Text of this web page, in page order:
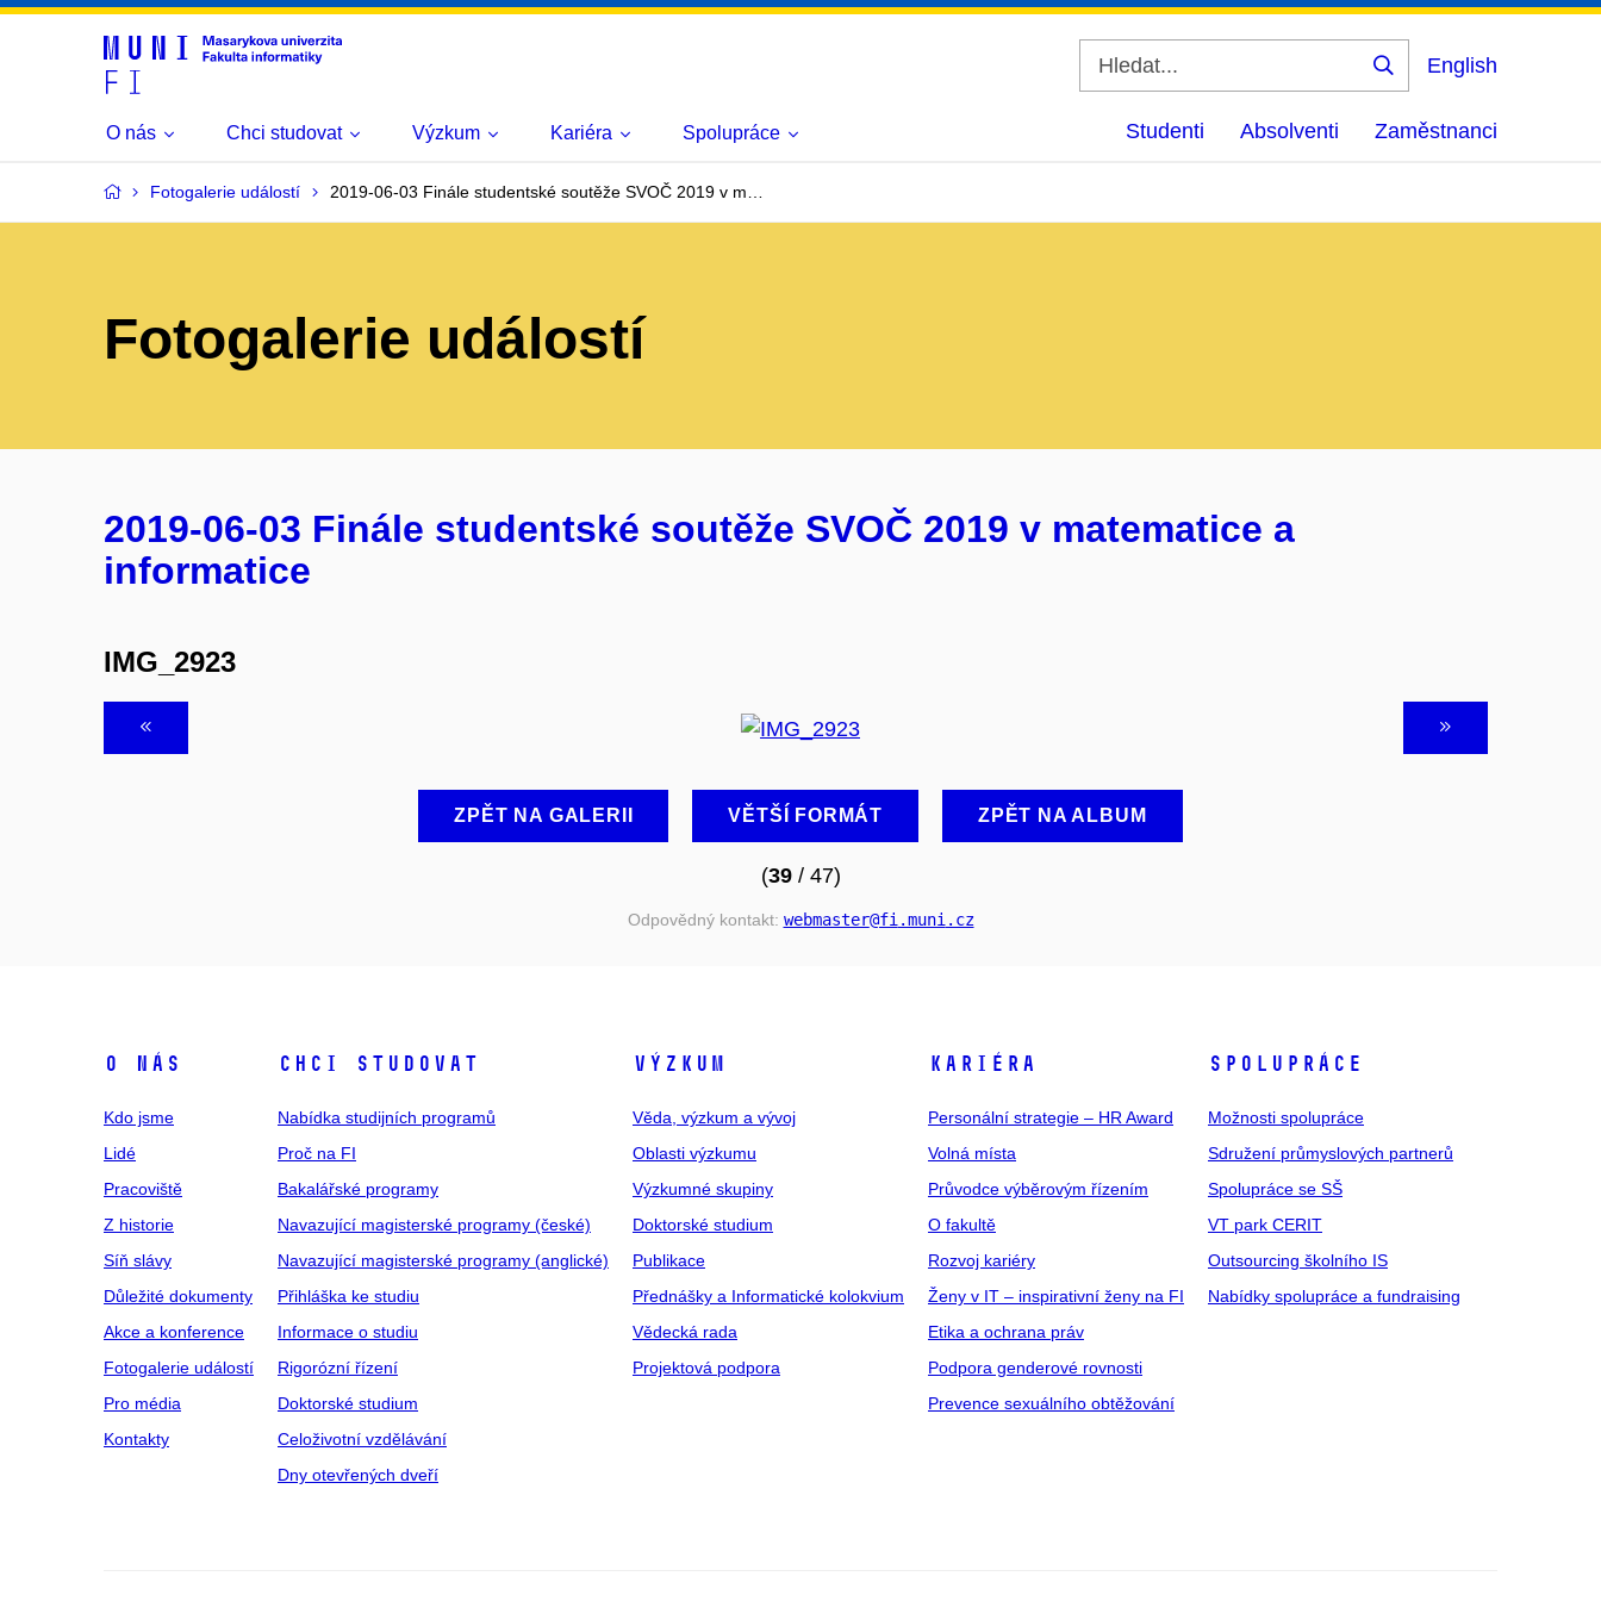
Vyhledat
English
O nás Chci studovat Výzkum Kariéra Spolupráce Studenti Absolventi Zaměstnanci
Fotogalerie událostí 2019-06-03 Finále studentské soutěže SVOČ 2019 v m…
Fotogalerie událostí
2019-06-03 Finále studentské soutěže SVOČ 2019 v matematice a
informatice
IMG_2923
ZPĚT NA GALERII VĚTŠÍ FORMÁT ZPĚT NA ALBUM
(39/ 47)
Odpovědný kontakt: webmaster@fi .muni .cz
O NÁS
Kdo jsme
Lidé
Pracoviště
Z historie
Síň slávy
Důležité dokumenty
Akce a konference
Fotogalerie událostí
Pro média
Kontakty
CHCI STUDOVAT
Nabídka studijních programů
Proč na FI
Bakalářské programy
Navazující magisterské programy (české)
Navazující magisterské programy (anglické)
Přihláška ke studiu
Informace o studiu
Rigorózní řízení
Doktorské studium
Celoživotní vzdělávání
Dny otevřených dveří
VÝZKUM
Věda, výzkum a vývoj
Oblasti výzkumu
Výzkumné skupiny
Doktorské studium
Publikace
Přednášky a Informatické kolokvium
Vědecká rada
Projektová podpora
KARIÉRA
Personální strategie – HR Award
Volná místa
Průvodce výběrovým řízením
O fakultě
Rozvoj kariéry
Ženy v IT – inspirativní ženy na FI
Etika a ochrana práv
Podpora genderové rovnosti
Prevence sexuálního obtěžování
SPOLUPRÁCE
Možnosti spolupráce
Sdružení průmyslových partnerů
Spolupráce se SŠ
VT park CERIT
Outsourcing školního IS
Nabídky spolupráce a fundraising